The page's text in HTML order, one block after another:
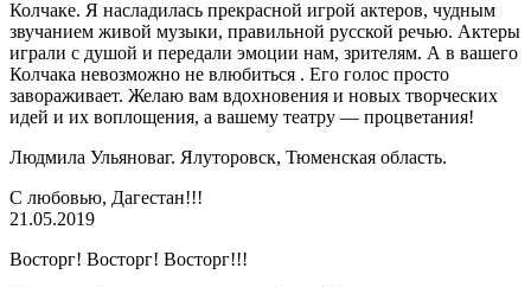
Колчаке. Я насладилась прекрасной игрой актеров, чудным
звучанием живой музыки, правильной русской речью. Актеры
играли с душой и передали эмоции нам, зрителям. А в вашего
Колчака невозможно не влюбиться . Его голос просто
завораживает. Желаю вам вдохновения и новых творческих
идей и их воплощения, а вашему театру — процветания!
Людмила Ульяноваг. Ялуторовск, Тюменская область.
С любовью, Дагестан!!!
21.05.2019
Восторг! Восторг! Восторг!!!